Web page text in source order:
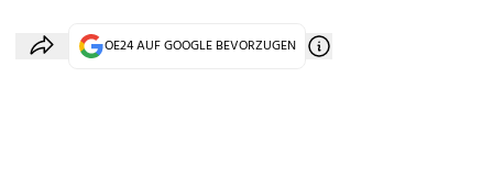
OE24 AUF GOOGLE BEVORZUGEN